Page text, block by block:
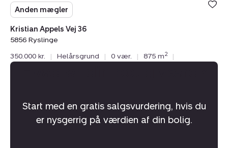
Anden mægler
Kristian Appels Vej 36
5856 Ryslinge
350.000 kr.
| Helårsgrund | 0 vær. | 875 m2 |
Start med en gratis salgsvurdering, hvis du
er nysgerrig på værdien af din bolig.